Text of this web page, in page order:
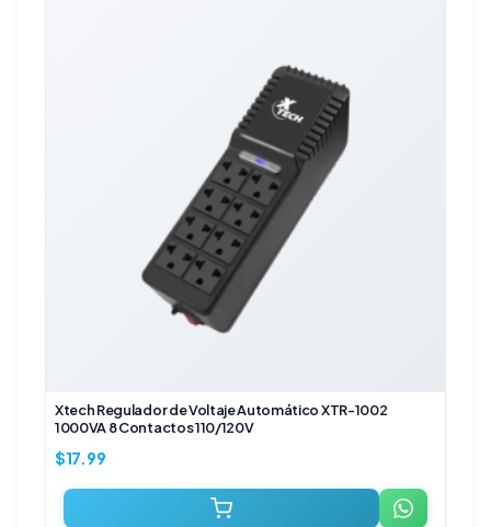
Xtech Regulador de Voltaje Automático XTR-1002
1000VA 8 Contactos 110/120V
$17.99